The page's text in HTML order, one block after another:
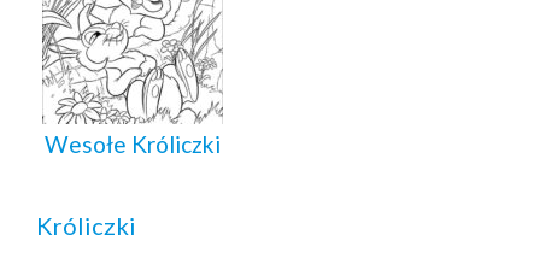
Wesołe Króliczki
Króliczki